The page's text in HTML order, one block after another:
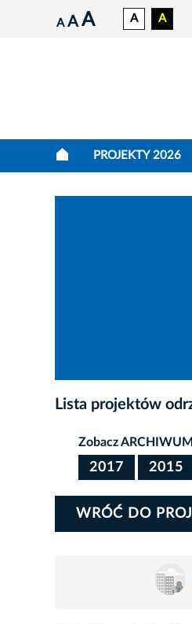
A A A A A
PROJEKTY 2026
Lista projektów
Zobacz
2017
2015
WRÓĆ DO